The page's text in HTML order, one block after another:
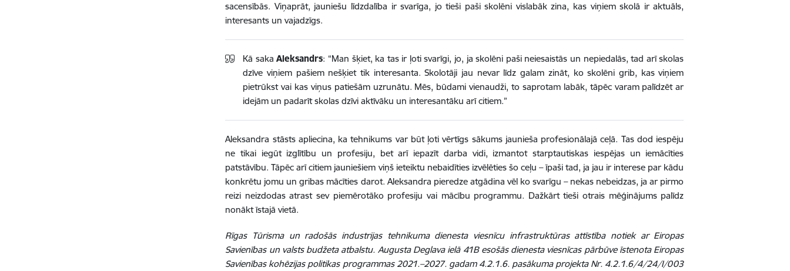
sacensībās. Viņaprāt, jauniešu līdzdalība ir svarīga, jo tieši paši skolēni vislabāk zina, kas viņiem skolā ir aktuāls,
interesants un vajadzīgs.
Kā sakaAleksandrs: “Man šķiet, ka tas ir ļoti svarīgi, jo, ja skolēni paši neiesaistās un nepiedalās, tad arī skolas
dzīve viņiem pašiem nešķiet tik interesanta. Skolotāji jau nevar līdz galam zināt, ko skolēni grib, kas viņiem
pietrūkst vai kas viņus patiešām uzrunātu. Mēs, būdami vienaudži, to saprotam labāk, tāpēc varam palīdzēt ar
idejām un padarīt skolas dzīvi aktīvāku un interesantāku arī citiem.”
Aleksandra stāsts apliecina, ka tehnikums var būt ļoti vērtīgs sākums jaunieša profesionālajā ceļā. Tas dod iespēju
ne tikai iegūt izglītību un profesiju, bet arī iepazīt darba vidi, izmantot starptautiskas iespējas un iemācīties
patstāvību. Tāpēc arī citiem jauniešiem viņš ieteiktu nebaidīties izvēlēties šo ceļu – īpaši tad, ja jau ir interese par kādu
konkrētu jomu un gribas mācīties darot. Aleksandra pieredze atgādina vēl ko svarīgu – nekas nebeidzas, ja ar pirmo
reizi neizdodas atrast sev piemērotāko profesiju vai mācību programmu. Dažkārt tieši otrais mēģinājums palīdz
nonākt īstajā vietā.
Rīgas Tūrisma un radošās industrijas tehnikuma dienesta viesnīcu infrastruktūras attīstība notiek ar Eiropas
Savienības un valsts budžeta atbalstu. Augusta Deglava ielā 41B esošās dienesta viesnīcas pārbūve īstenota Eiropas
Savienības kohēzijas politikas programmas 2021.–2027. gadam 4.2.1.6. pasākuma projekta Nr. 4.2.1.6/4/24/I/003